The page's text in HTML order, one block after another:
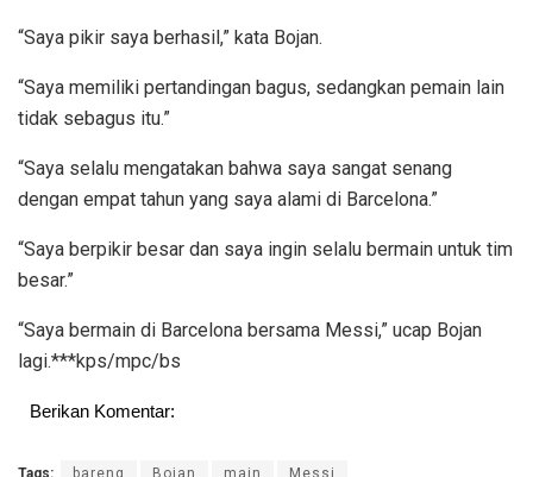
“Saya pikir saya berhasil,” kata Bojan.
“Saya memiliki pertandingan bagus, sedangkan pemain lain
tidak sebagus itu.”
“Saya selalu mengatakan bahwa saya sangat senang
dengan empat tahun yang saya alami di Barcelona.”
“Saya berpikir besar dan saya ingin selalu bermain untuk tim
besar.”
“Saya bermain di Barcelona bersama Messi,” ucap Bojan
lagi.***kps/mpc/bs
Berikan Komentar:
Tags: bareng Bojan main Messi